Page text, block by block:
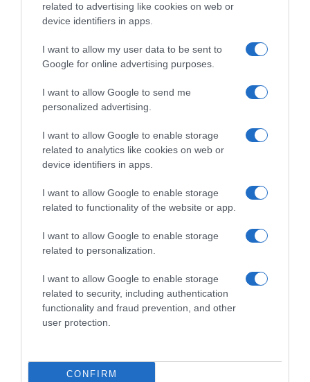
related to advertising like cookies on web or
device identifiers in apps.
I want to allow my user data to be sent to
Google for online advertising purposes.
I want to allow Google to send me
personalized advertising.
I want to allow Google to enable storage
related to analytics like cookies on web or
device identifiers in apps.
I want to allow Google to enable storage
related to functionality of the website or app.
I want to allow Google to enable storage
related to personalization.
I want to allow Google to enable storage
related to security, including authentication
functionality and fraud prevention, and other
user protection.
CONFIRM
“Ελευθέριος Βενιζέλος”: Συνελήφθη
37χρονος με 4 μαχαίρια και δύο ψαλίδια
κλαδέματος
Ακολούθησε το debater.gr στο
Google News
και μάθετε πρώτοι όλες τις ειδήσεις
Share Tweet
ΔΙΑΦΗΜΙΣΗ